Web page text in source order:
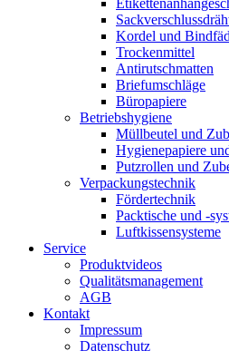
Kordel und
Trockenmittel
Antirutschmatten
Briefumschläge
Büropapiere
Betriebshygiene
Müllbeutel und
Hygienepapiere
Putzrollen und
Verpackungstechnik
Fördertechnik
Packtische und -
Luftkissensysteme
Service
Produktvideos
Qualitätsmanagement
AGB
Kontakt
Impressum
Datenschutz